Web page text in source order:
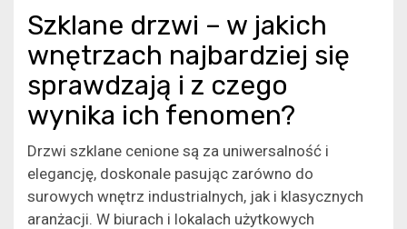
Szklane drzwi – w jakich
wnętrzach najbardziej się
sprawdzają i z czego
wynika ich fenomen?
Drzwi szklane cenione są za uniwersalność i
elegancję, doskonale pasując zarówno do
surowych wnętrz industrialnych, jak i klasycznych
aranżacji. W biurach i lokalach użytkowych